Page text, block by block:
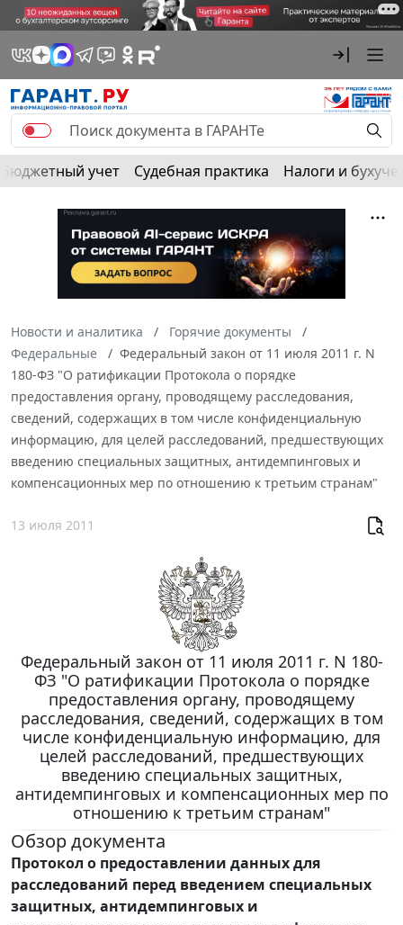
Бюджетный учет Судебная практика Налоги и
Новости и аналитика
Горячие документы
Федеральные
Федеральный закон от 11 июля 2011 г. N
180-ФЗ "О ратификации Протокола о порядке
предоставления органу, проводящему расследования,
сведений, содержащих в том числе конфиденциальную
информацию, для целей расследований, предшествующих
введению специальных защитных, антидемпинговых и
компенсационных мер по отношению к третьим странам"
13 июля 2011
Федеральный закон от 11 июля 2011 г. N 180-
ФЗ "О ратификации Протокола о порядке
предоставления органу, проводящему
расследования, сведений, содержащих в том
числе конфиденциальную информацию, для
целей расследований, предшествующих
введению специальных защитных,
антидемпинговых и компенсационных мер по
отношению к третьим странам"
Обзор документа
Протокол о предоставлении данных для
расследований перед введением специальных
защитных, антидемпинговых и